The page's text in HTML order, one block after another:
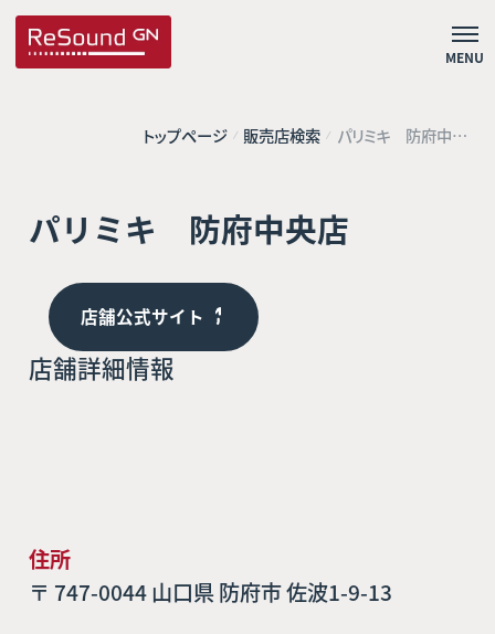
MENU
トップページ 販売店検索 パリミキ 防府中央
店
パリミキ 防府中央店
店舗公式サイト
店舗詳細情報
住所
〒 747-0044 山口県 防府市 佐波1-9-13